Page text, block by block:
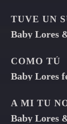
TUVE UN
Baby Lores
COMO TÚ
Baby Lores
A MI TU
Baby Lores